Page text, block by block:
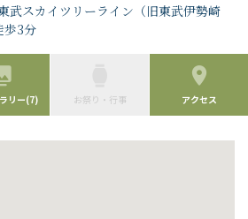
武スカイツリーライン（旧東武伊勢崎
歩3分
リー(7) お祭り・行事 アクセス